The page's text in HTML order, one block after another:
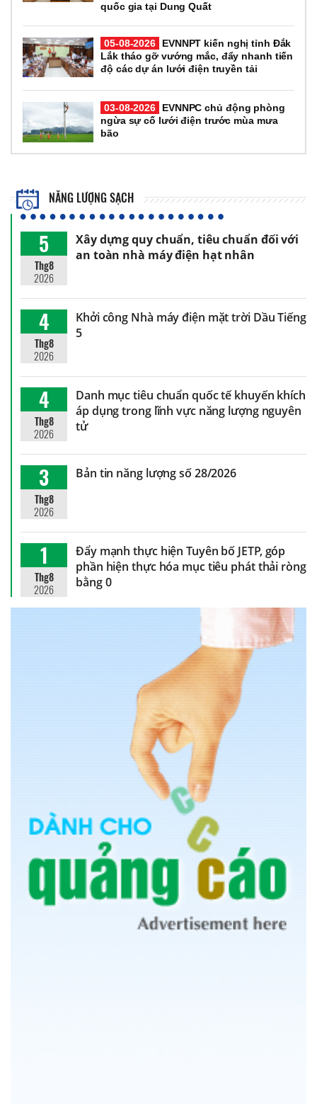
quốc gia tại Dung Quất
05-08-2026
EVNNPT kiến nghị tỉnh Đắk
Lắk tháo gỡ vướng mắc, đẩy nhanh tiến
độ các dự án lưới điện truyền tải
03-08-2026
EVNNPC chủ động phòng
ngừa sự cố lưới điện trước mùa mưa
bão
NĂNG LƯỢNG SẠCH
5
Thg8
2026
Xây dựng quy chuẩn, tiêu chuẩn đối với
an toàn nhà máy điện hạt nhân
4
Thg8
2026
Khởi công Nhà máy điện mặt trời Dầu Tiếng
5
4
Thg8
2026
Danh mục tiêu chuẩn quốc tế khuyến khích
áp dụng trong lĩnh vực năng lượng nguyên
tử
3
Thg8
2026
Bản tin năng lượng số 28/2026
1
Thg8
2026
Đẩy mạnh thực hiện Tuyên bố JETP, góp
phần hiện thực hóa mục tiêu phát thải ròng
bằng 0